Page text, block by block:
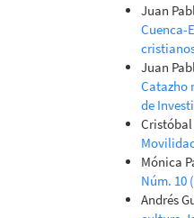
Juan
Cuenca-
Juan
Catazho
de
Mónica
Núm. 10
Andrés